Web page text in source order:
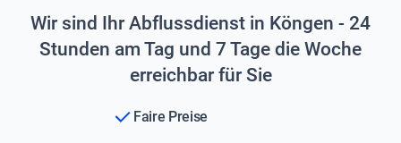
Wir sind Ihr Abflussdienst in Köngen - 24
Stunden am Tag und 7 Tage die Woche
erreichbar für Sie
Faire Preise